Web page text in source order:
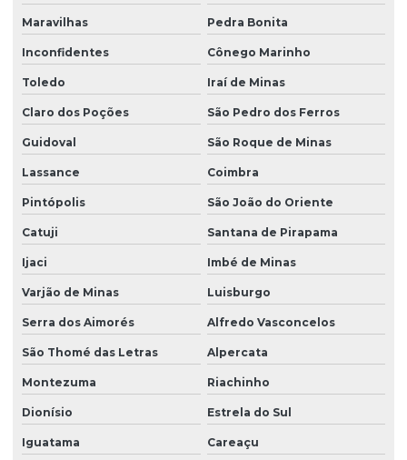
Maravilhas Pedra Bonita
Inconfidentes Cônego Marinho
Toledo Iraí de Minas
Claro dos Poções São Pedro dos Ferros
Guidoval São Roque de Minas
Lassance Coimbra
Pintópolis São João do Oriente
Catuji Santana de Pirapama
Ijaci Imbé de Minas
Varjão de Minas Luisburgo
Serra dos Aimorés Alfredo Vasconcelos
São Thomé das Letras Alpercata
Montezuma Riachinho
Dionísio Estrela do Sul
Iguatama Careaçu